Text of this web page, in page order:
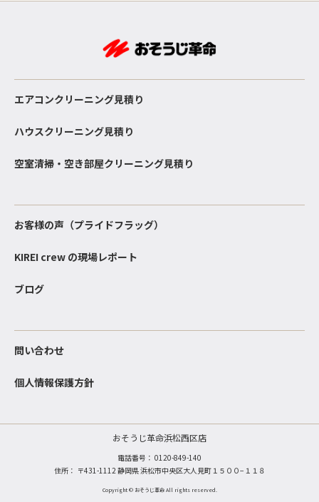
エアコンクリーニング見積り
ハウスクリーニング見積り
空室清掃・空き部屋クリーニング見積り
お客様の声（プライドフラッグ）
KIREI crew の現場レポート
ブログ
問い合わせ
個人情報保護方針
おそうじ革命浜松西区店
電話番号： 0120-849-140
住所： 〒431-1112 静岡県 浜松市中央区大人見町１５００−１１８
Copyright © おそうじ革命 All rights reserved.